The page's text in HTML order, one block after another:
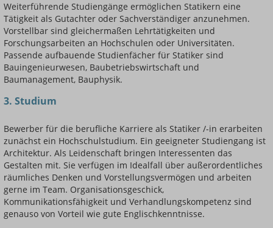
Weiterführende Studiengänge ermöglichen Statikern eine
Tätigkeit als Gutachter oder Sachverständiger anzunehmen.
Vorstellbar sind gleichermaßen Lehrtätigkeiten und
Forschungsarbeiten an Hochschulen oder Universitäten.
Passende aufbauende Studienfächer für Statiker sind
Bauingenieurwesen, Baubetriebswirtschaft und
Baumanagement, Bauphysik.
3. Studium
Bewerber für die berufliche Karriere als Statiker /-in erarbeiten
zunächst ein Hochschulstudium. Ein geeigneter Studiengang ist
Architektur. Als Leidenschaft bringen Interessenten das
Gestalten mit. Sie verfügen im Idealfall über außerordentliches
räumliches Denken und Vorstellungsvermögen und arbeiten
gerne im Team. Organisationsgeschick,
Kommunikationsfähigkeit und Verhandlungskompetenz sind
genauso von Vorteil wie gute Englischkenntnisse.